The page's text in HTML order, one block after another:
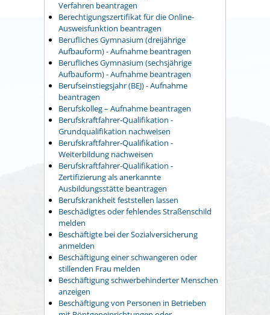
Verfahren beantragen
Berechtigungszertifikat für die Online-
Ausweisfunktion beantragen
Berufliches Gymnasium (dreijährige
Aufbauform) - Aufnahme beantragen
Berufliches Gymnasium (sechsjährige
Aufbauform) - Aufnahme beantragen
Berufseinstiegsjahr (BEJ) - Aufnahme
beantragen
Berufskolleg – Aufnahme beantragen
Berufskraftfahrer-Qualifikation -
Grundqualifikation nachweisen
Berufskraftfahrer-Qualifikation -
Weiterbildung nachweisen
Berufskraftfahrer-Qualifikation -
Zertifizierung als anerkannte
Ausbildungsstätte beantragen
Berufskrankheit feststellen lassen
Beschädigtes oder fehlendes Straßenschild
melden
Beschäftigte bei der Sozialversicherung
anmelden
Beschäftigung einer schwangeren oder
stillenden Frau melden
Beschäftigung schwerbehinderter Menschen
anzeigen
Beschäftigung von Personen in Betrieben